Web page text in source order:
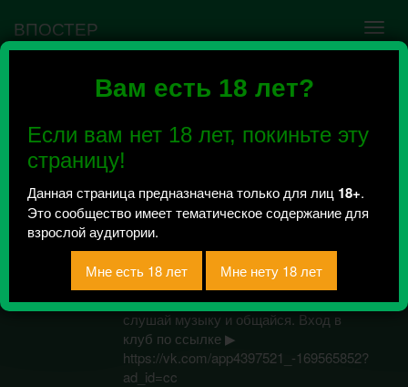
Вам есть 18 лет?
Если вам нет 18 лет, покиньте эту
страницу!
Данная страница предназначена только для лиц 18+.
Это сообщество имеет тематическое содержание для
взрослой аудитории.
ВПОСТЕР
Ошибка VK API #5
сообщества нужно авторизоваться на сервисе
повторно.
ListenTrans
Всего 2, за сегодня 0 сообщений
отправлено / Рейтинг 1
Мы открыли клуб! ListenTrans. Заходи,
слушай музыку и общайся. Вход в
клуб по ссылке ▶
https://vk.com/app4397521_-169565852?
ad_id=cc